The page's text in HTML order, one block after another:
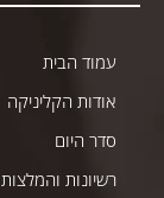
עמוד הבית
אודות הקליניקה
סדר היום
רשיונות והמלצות